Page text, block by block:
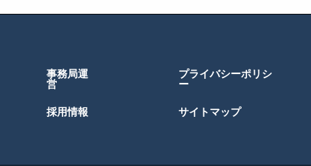
事務局運
営
採用情報
プライバシーポリシ
ー
サイトマップ